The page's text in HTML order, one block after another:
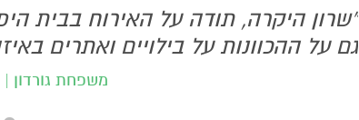
"שרון היקרה, תודה על האירוח בבית
גם על ההכוונות על בילויים ואתרים
משפחת גורדון |